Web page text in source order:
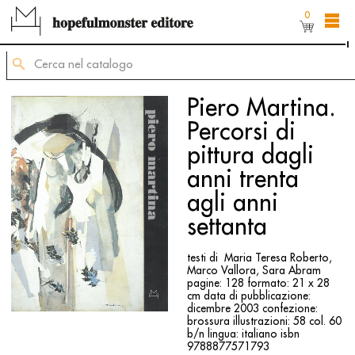
L'area shop del sito è ancora in costruzione,
ma puoi comunque ordinare dei titoli inviando
mailing@hopefulmonster.net
0
Piero Martina.
Percorsi di
pittura dagli
anni trenta
agli anni
settanta
testi di Maria Teresa Roberto,
Marco Vallora, Sara Abram
pagine: 128 formato: 21 x 28
cm data di pubblicazione:
dicembre 2003 confezione:
brossura illustrazioni: 58 col. 60
b/n lingua: italiano isbn
9788877571793